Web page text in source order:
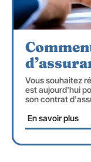
Vous souhaitez
est aujourd'hui
son contrat
En savoir plus